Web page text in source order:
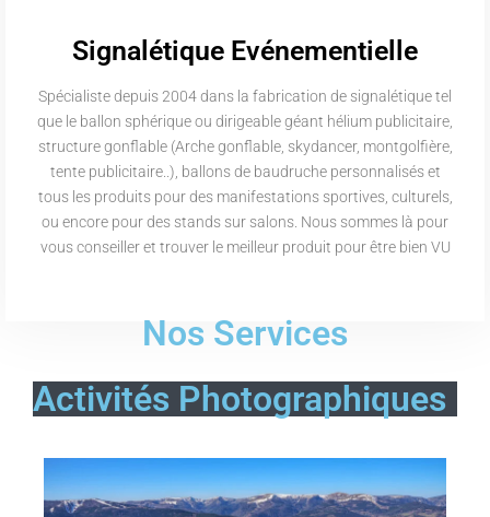
Signalétique Evénementielle
Spécialiste depuis 2004 dans la fabrication de signalétique tel
que le ballon sphérique ou dirigeable géant hélium publicitaire,
structure gonflable (Arche gonflable, skydancer, montgolfière,
tente publicitaire..), ballons de baudruche personnalisés et
tous les produits pour des manifestations sportives, culturels,
ou encore pour des stands sur salons. Nous sommes là pour
vous conseiller et trouver le meilleur produit pour être bien VU
Nos Services
Activités Photographiques